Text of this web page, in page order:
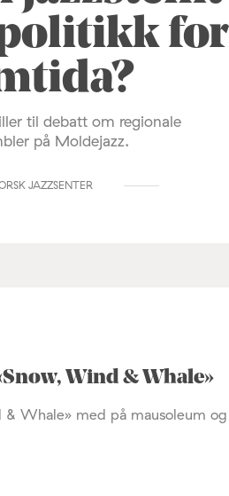
for
til debatt om regionale
på Moldejazz.
JAZZSENTER
Wind & Whale»
Whale» med på mausoleum og